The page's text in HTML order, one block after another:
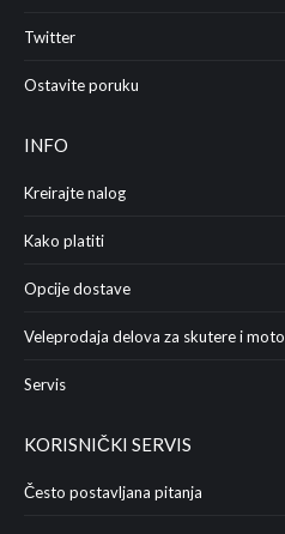
Twitter
Ostavite poruku
INFO
Kreirajte nalog
Kako platiti
Opcije dostave
Veleprodaja delova za skutere i
Servis
KORISNIČKI SERVIS
Često postavljana pitanja